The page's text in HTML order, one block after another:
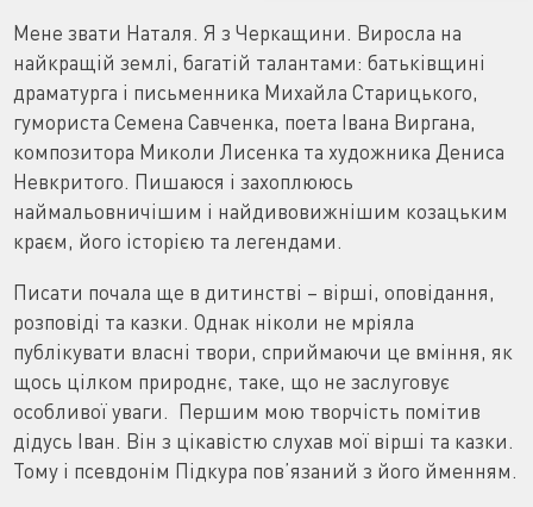
Мене звати Наталя. Я з Черкащини. Виросла на
найкращій землі, багатій талантами: батьківщині
драматурга і письменника Михайла Старицького,
гумориста Семена Савченка, поета Івана Виргана,
композитора Миколи Лисенка та художника Дениса
Невкритого. Пишаюся і захоплююсь
наймальовничішим і найдивовижнішим козацьким
краєм, його історією та легендами.
Писати почала ще в дитинстві – вірші, оповідання,
розповіді та казки. Однак ніколи не мріяла
публікувати власні твори, сприймаючи це вміння, як
щось цілком природнє, таке, що не заслуговує
особливої уваги. Першим мою творчість помітив
дідусь Іван. Він з цікавістю слухав мої вірші та казки.
Тому і псевдонім Підкура пов’язаний з його йменням.